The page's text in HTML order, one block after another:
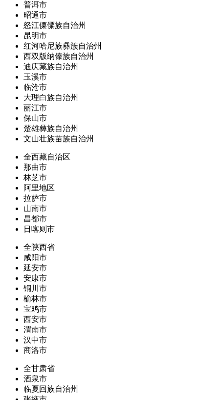
普洱市
昭通市
怒江傈僳族自治州
昆明市
红河哈尼族彝族自治州
西双版纳傣族自治州
迪庆藏族自治州
玉溪市
临沧市
大理白族自治州
丽江市
保山市
楚雄彝族自治州
文山壮族苗族自治州
全西藏自治区
那曲市
林芝市
阿里地区
拉萨市
山南市
昌都市
日喀则市
全陕西省
咸阳市
延安市
安康市
铜川市
榆林市
宝鸡市
西安市
渭南市
汉中市
商洛市
全甘肃省
酒泉市
临夏回族自治州